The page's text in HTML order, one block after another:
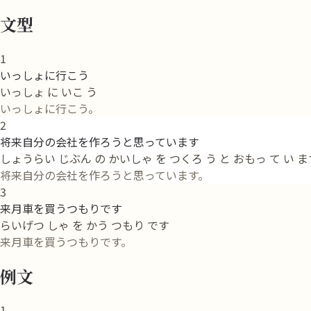
文型
1
いっしょに行こう
いっしょ に いこ う
いっしょに行こう。
2
将来自分の会社を作ろうと思っています
しょうらい じぶん の かいしゃ を つくろ う と おもっ て い
将来自分の会社を作ろうと思っています。
3
来月車を買うつもりです
らいげつ しゃ を かう つもり です
来月車を買うつもりです。
例文